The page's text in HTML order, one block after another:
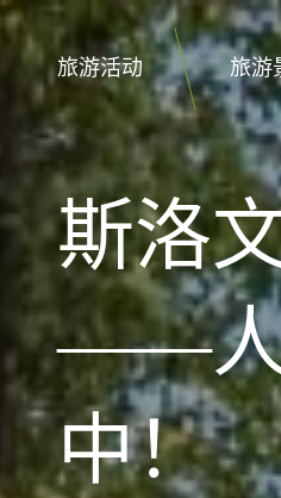
旅游活动 旅游
斯洛
——人
中！